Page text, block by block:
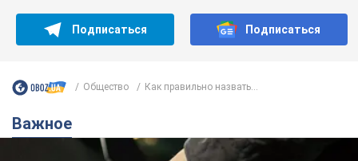
Подписаться Подписаться
Общество Как правильно назвать...
Важное